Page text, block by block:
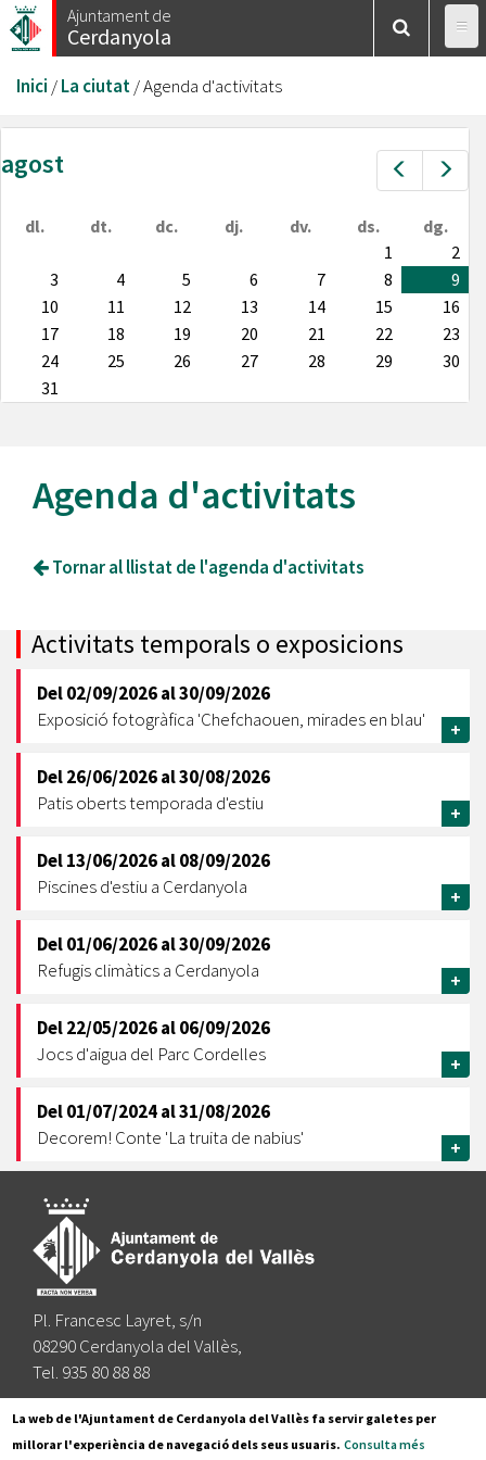
Vés
al
Ajuntament de
Cerdanyola
Esteu
aquí
Inici /La ciutat/Agenda d'activitats
Prev
agost
dl. dt. dc. dj. dv. ds.
dg.
1
2
3
4 5 6 7 8
9
10
11 12 13 14 15
16
17
18 19 20 21 22
23
24
25 26 27 28 29
30
31
Agenda d'activitats
Tornar al llistat de l'agenda d'activitats
Activitats temporals o exposicions
Del02/09/2026al30/09/2026
Exposició fotogràfica 'Chefchaouen, mirades en blau'
+
Del26/06/2026al30/08/2026
Patis oberts temporada d'estiu
+
Del13/06/2026al08/09/2026
Piscines d'estiu a Cerdanyola
+
Del01/06/2026al30/09/2026
Refugis climàtics a Cerdanyola
+
Del22/05/2026al06/09/2026
Jocs d'aigua del Parc Cordelles
+
Del01/07/2024al31/08/2026
Decorem! Conte 'La truita de nabius'
+
Pl. Francesc Layret, s/n
08290 Cerdanyola del Vallès,
Tel. 935 80 88 88
Segueix-nos a:
La web de l'Ajuntament de Cerdanyola del Vallès fa servir galetes per
millorar l'experiència de navegació dels seus usuaris. Consulta més